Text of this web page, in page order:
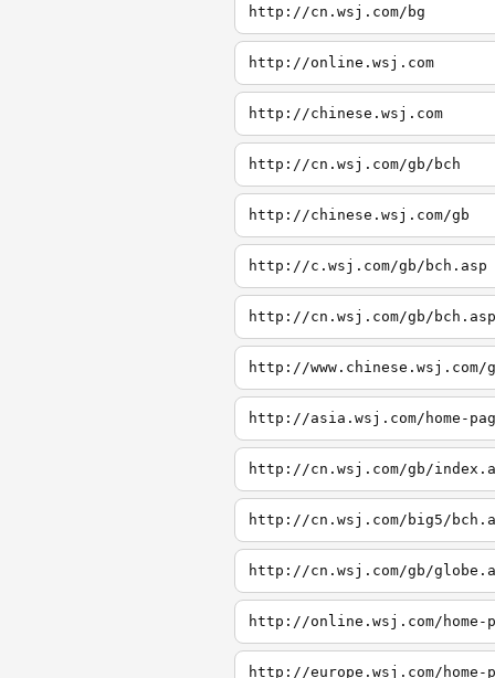
http://cn.wsj.com/bg
http://online.wsj.com
http://chinese.wsj.com
http://cn.wsj.com/gb/bch
http://chinese.wsj.com/gb
http://c.wsj.com/gb/bch.asp
http://cn.wsj.com/gb/bch.asp
http://www.chinese.wsj.com/
http://asia.wsj.com/home-
http://cn.wsj.com/gb/
http://cn.wsj.com/big5/
http://cn.wsj.com/gb/
http://online.wsj.com/home-
http://europe.wsj.com/home-